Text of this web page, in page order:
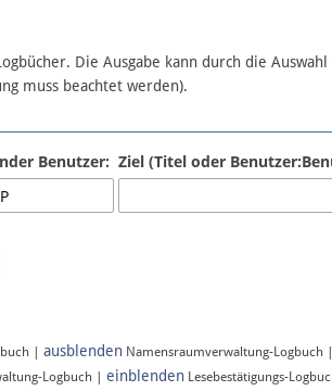
Die Ausgabe kann durch die Auswahl
muss beachtet werden).
Benutzer: Ziel (Titel oder
| ausblenden Namensraumverwaltung-Logbuch |
Logbuch | einblenden Lesebestätigungs-